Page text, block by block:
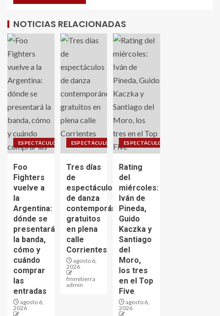
NOTICIAS RELACIONADAS
ESPECTÁCULO
Foo
Fighters
vuelve a
la
Argentina:
dónde se
presentará
la banda,
cómo y
cuándo
comprar
las
entradas
agosto 6,
2026
ESPECTÁCULO
Tres días
de
espectáculos
de danza
contemporánea
gratuitos
en plena
calle
Corrientes
agosto 6,
2026
fmmitierra
admin
ESPECTÁCULO
Rating
del
miércoles:
Iván de
Pineda,
Guido
Kaczka y
Santiago
del
Moro,
los tres
en el Top
Five
agosto 6,
2026